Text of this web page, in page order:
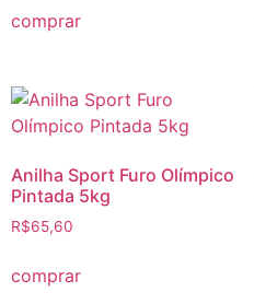
comprar
Anilha Sport Furo Olímpico
Pintada 5kg
R$65,60
comprar